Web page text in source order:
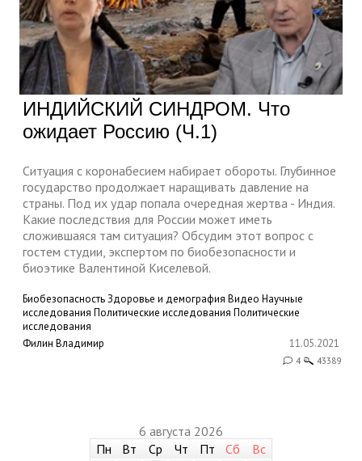
ИНДИЙСКИЙ СИНДРОМ. Что
ожидает Россию (Ч.1)
Ситуация с коронабесием набирает обороты. Глубинное
государство продолжает наращивать давление на
страны. Под их удар попала очередная жертва - Индия.
Какие последствия для России может иметь
сложившаяся там ситуация? Обсудим этот вопрос с
гостем студии, экспертом по биобезопасности и
биоэтике Валентиной Киселевой.
БиобезопасностьЗдоровье и демография Видео Научные
исследования Политические исследования Политические
исследования
Филин Владимир
11.05.2021
4 43389
6 августа 2026
Пн
Вт Ср Чт Пт Сб
Вс